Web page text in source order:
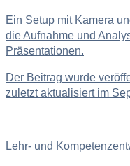
Ein Setup mit Kamera
die Aufnahme und
Präsentationen.
Der Beitrag wurde
zuletzt aktualisiert im
Lehr- und